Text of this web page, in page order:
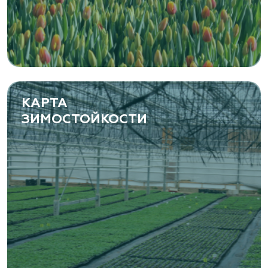
растений
Самарская область, с. Подстепки, ул.
Фермерская 14 А
(8482) 650 010
www.yoly-paly.ru
«ВЕНЕВ» питомник растений
Тульская область, Венёвский р-н, село
Борщевое, улица Лесная, д. 13
8 963 224 87 99
https://www.venev1.ru/
«ВЕНЕВ» питомник растений
КАРТА
ЗИМОСТОЙКОСТИ